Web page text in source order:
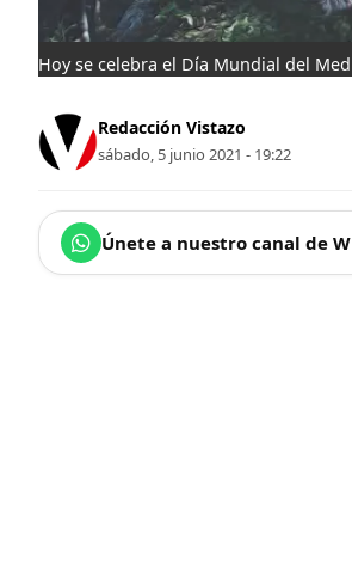
Hoy se celebra el Día Mundial del
Redacción Vistazo
sábado, 5 junio 2021 - 19:22
Únete a nuestro canal de